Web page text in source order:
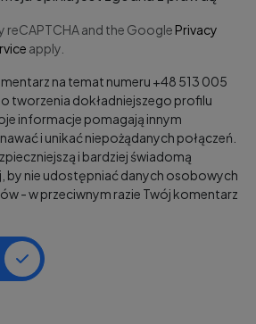
reCAPTCHA and the Google Privacy
apply.
na temat numeru +48 513 005
tworzenia dokładniejszego profilu
informacje pomagają innym
i unikać niepożądanych połączeń.
i bardziej świadomą
by nie udostępniać danych osobowych
- w przeciwnym razie Twój komentarz